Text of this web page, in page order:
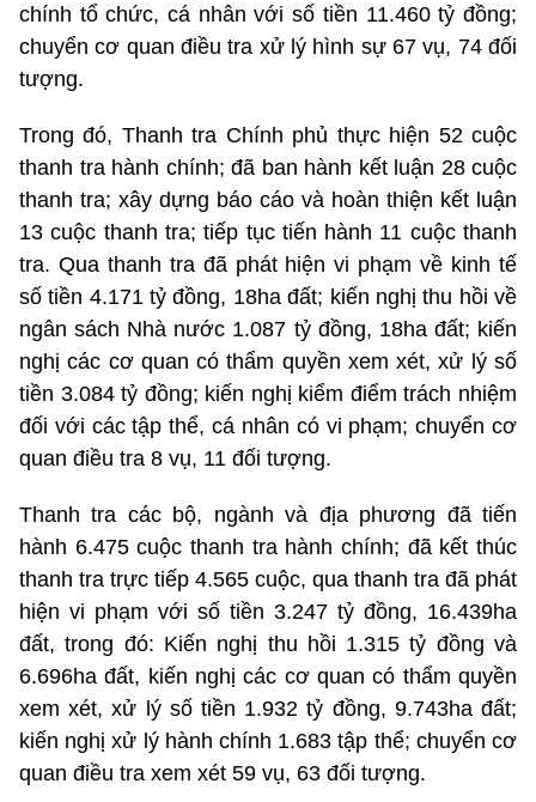
chính tổ chức, cá nhân với số tiền 11.460 tỷ đồng;
chuyển cơ quan điều tra xử lý hình sự 67 vụ, 74 đối
tượng.
Trong đó, Thanh tra Chính phủ thực hiện 52 cuộc
thanh tra hành chính; đã ban hành kết luận 28 cuộc
thanh tra; xây dựng báo cáo và hoàn thiện kết luận
13 cuộc thanh tra; tiếp tục tiến hành 11 cuộc thanh
tra. Qua thanh tra đã phát hiện vi phạm về kinh tế
số tiền 4.171 tỷ đồng, 18ha đất; kiến nghị thu hồi về
ngân sách Nhà nước 1.087 tỷ đồng, 18ha đất; kiến
nghị các cơ quan có thẩm quyền xem xét, xử lý số
tiền 3.084 tỷ đồng; kiến nghị kiểm điểm trách nhiệm
đối với các tập thể, cá nhân có vi phạm; chuyển cơ
quan điều tra 8 vụ, 11 đối tượng.
Thanh tra các bộ, ngành và địa phương đã tiến
hành 6.475 cuộc thanh tra hành chính; đã kết thúc
thanh tra trực tiếp 4.565 cuộc, qua thanh tra đã phát
hiện vi phạm với số tiền 3.247 tỷ đồng, 16.439ha
đất, trong đó: Kiến nghị thu hồi 1.315 tỷ đồng và
6.696ha đất, kiến nghị các cơ quan có thẩm quyền
xem xét, xử lý số tiền 1.932 tỷ đồng, 9.743ha đất;
kiến nghị xử lý hành chính 1.683 tập thể; chuyển cơ
quan điều tra xem xét 59 vụ, 63 đối tượng.